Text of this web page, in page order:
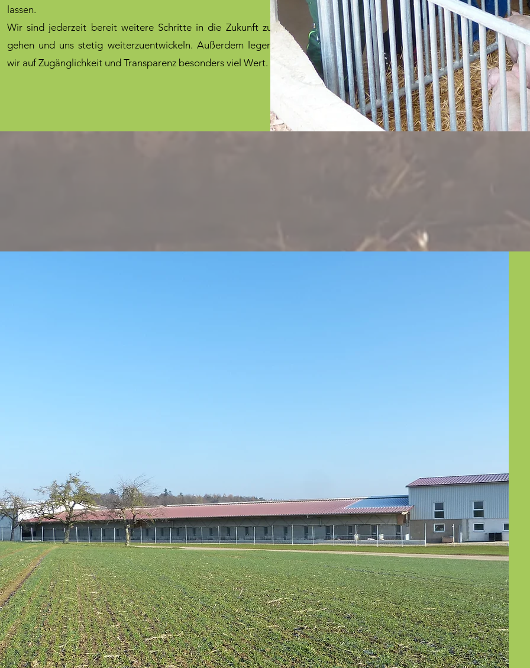
lassen.
Wir sind jederzeit bereit weitere Schritte in die Zukunft zu
gehen und uns stetig weiterzuentwickeln. Außerdem legen
wir auf Zugänglichkeit und Transparenz besonders viel Wert.